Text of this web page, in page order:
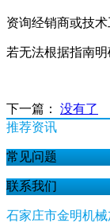
资询经销商或技
若无法根据指南
下一篇： 没有了
推荐资讯
常见问题
联系我们
石家庄市金明机械